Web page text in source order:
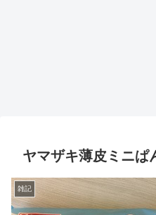
ヤマザキ薄皮ミニぱ
雑記